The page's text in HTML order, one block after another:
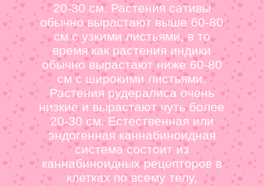
20-30 см. Растения сативы
обычно вырастают выше 60-80
см с узкими листьями, в то
время как растения индики
обычно вырастают ниже 60-80
см с широкими листьями.
Растения рудералиса очень
низкие и вырастают чуть более
20-30 см. Естественная или
эндогенная каннабиноидная
система состоит из
каннабиноидных рецепторов в
клетках по всему телу,